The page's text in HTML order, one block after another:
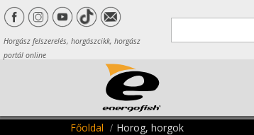
Horgász felszerelés, horgászcikk, horgász
portál online
Főoldal Horog, horgok